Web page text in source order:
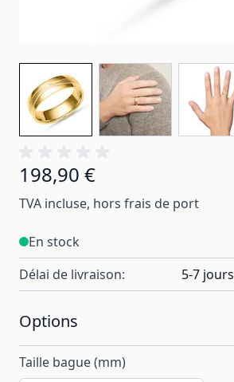
À partir de:
198,90 €
TVA incluse, hors frais de port
En stock
Délai de livraison:
5-7 jours
Options
Taille bague (mm)